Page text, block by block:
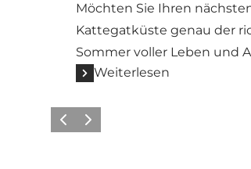
Möchten Sie Ihren
Kattegatküste genau der
Sommer voller Leben und
Weiterlesen
Vorherige Folie
Nächste Folie